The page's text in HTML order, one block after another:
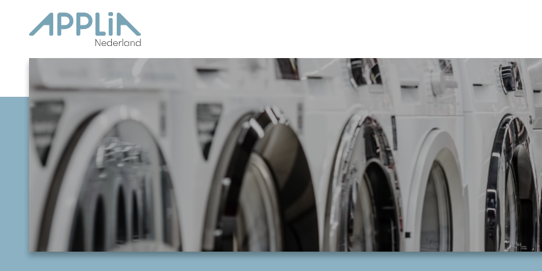
Ga naar de inhoud